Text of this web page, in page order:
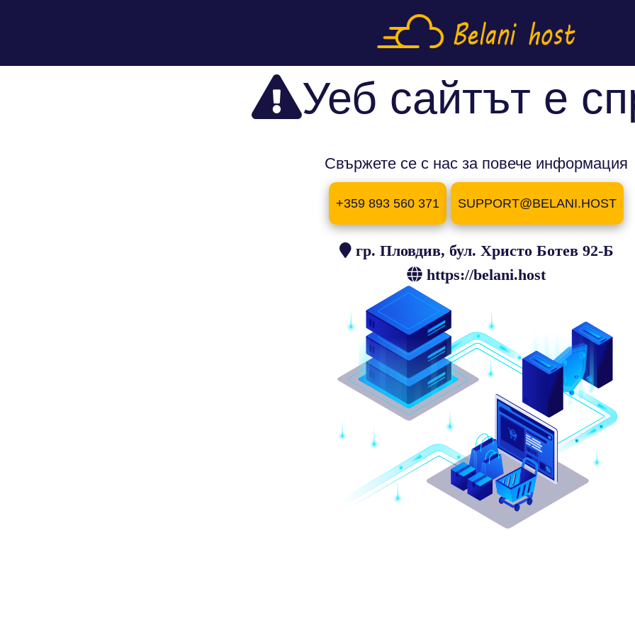
Уеб сайтът е
Свържете се с нас за повече информация
+359 893 560 371 SUPPORT@BELANI.HOST
гр. Пловдив, бул. Христо Ботев 92-Б
https://belani.host